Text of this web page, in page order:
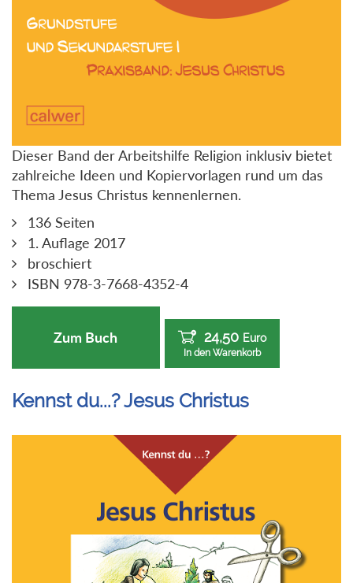
Dieser Band der Arbeitshilfe Religion inklusiv bietet
zahlreiche Ideen und Kopiervorlagen rund um das
Thema Jesus Christus kennenlernen.
136 Seiten
1. Auflage 2017
broschiert
ISBN 978-3-7668-4352-4
Zum Buch 24,50 Euro
In den Warenkorb
Kennst du...? Jesus Christus